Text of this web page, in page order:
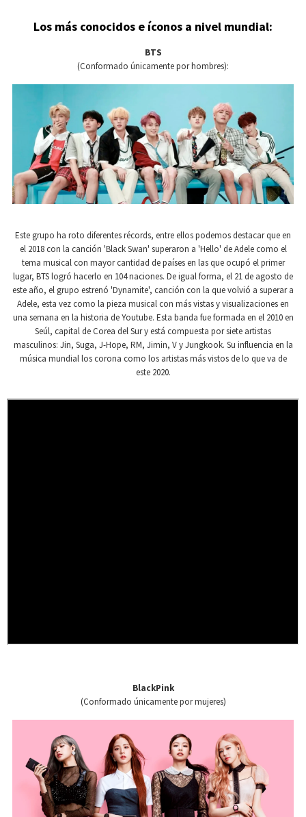
Los más conocidos e íconos a nivel mundial:
BTS
(Conformado únicamente por hombres):
Este grupo ha roto diferentes récords, entre ellos podemos destacar que en
el 2018 con la canción 'Black Swan' superaron a 'Hello' de Adele como el
tema musical con mayor cantidad de países en las que ocupó el primer
lugar, BTS logró hacerlo en 104 naciones. De igual forma, el 21 de agosto de
este año, el grupo estrenó 'Dynamite', canción con la que volvió a superar a
Adele, esta vez como la pieza musical con más vistas y visualizaciones en
una semana en la historia de Youtube. Esta banda fue formada en el 2010 en
Seúl, capital de Corea del Sur y está compuesta por siete artistas
masculinos: Jin, Suga, J-Hope, RM, Jimin, V y Jungkook. Su influencia en la
música mundial los corona como los artistas más vistos de lo que va de
este 2020.
BlackPink
(Conformado únicamente por mujeres)